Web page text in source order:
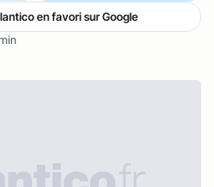
en favori sur Google